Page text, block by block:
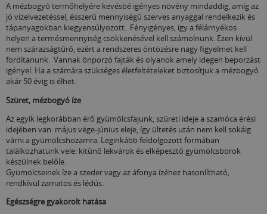
A mézbogyó termőhelyére kevésbé igényes növény mindaddig, amíg az
jó vízelvezetéssel, ésszerű mennyiségű szerves anyaggal rendelkezik és
tápanyagokban kiegyensúlyozott. Fényigényes, így a félárnyékos
helyen a termésmennyiség csökkenésével kell számolnunk. Ezen kívül
nem szárazságtűrő, ezért a rendszeres öntözésre nagy figyelmet kell
fordítanunk. Vannak önporzó fajták és olyanok amely idegen beporzást
igényel. Ha a számára szükséges életfeltételeket biztosítjuk a mézbogyó
akár 50 évig is élhet.
Szüret, mézbogyó íze
Az egyik legkorábban érő gyümölcsfajunk, szüreti ideje a szamóca érési
idejében van: május vége-június eleje, így ültetés után nem kell sokáig
várni a gyümölcshozamra. Leginkább feldolgozott formában
találkozhatunk vele: kitűnő lekvárok és elképesztő gyümölcsborok
készülnek belőle.
Gyümölcseinek íze a szeder vagy az áfonya ízéhez hasonlítható,
rendkívül zamatos és lédús.
Egészségre gyakorolt hatása